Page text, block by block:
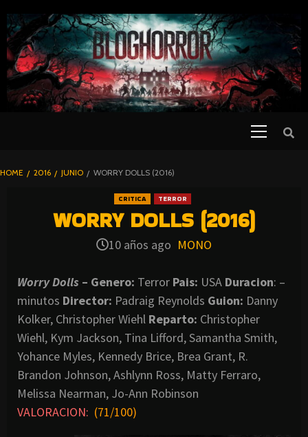
TO
CONTENT
BLOGHORROR
HOME 2016 JUNIO WORRY DOLLS (2016)
CRITICA TERROR
WORRY DOLLS (2016)
10 años ago MONO
Worry Dolls – Genero: Terror Pais: USA Duracion: –
minutos Director: Padraig Reynolds Guion: Danny
Kolker, Christopher Wiehl Reparto: Christopher
Wiehl, Kym Jackson, Tina Lifford, Samantha Smith,
Yohance Myles, Kennedy Brice, Brea Grant, R.
Brandon Johnson, Ashlynn Ross, Matty Ferraro,
Melissa Nearman, Jo-Ann Robinson
VALORACION: (71/100)